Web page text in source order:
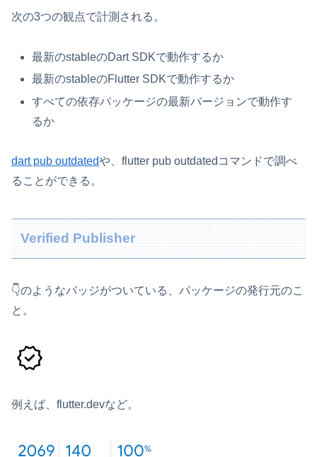
次の3つの観点で計測される。
最新のstableのDart SDKで動作するか
最新のstableのFlutter SDKで動作するか
すべての依存パッケージの最新バージョンで動作す
るか
dart pub outdatedや、flutter pub outdatedコマンドで調べ
ることができる。
Verified Publisher
👇のようなバッジがついている、パッケージの発行元のこ
と。
例えば、flutter.devなど。